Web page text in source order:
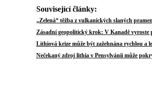
Související články:
„Zelená“ těžba z vulkanických slaných
Zásadní geopolitický krok: V Kanadě
Lithiová krize může být zažehnána rychlou a
Nečekaný zdroj lithia v Pensylvánii může